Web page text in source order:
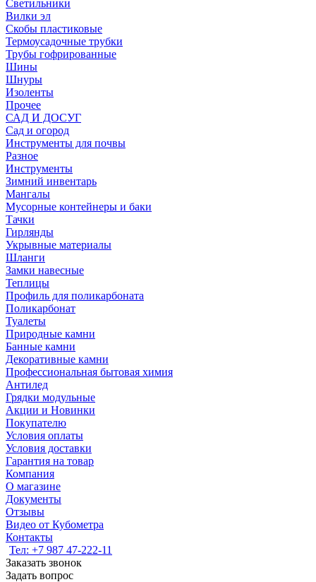
Светильники
Вилки эл
Скобы пластиковые
Термоусадочные трубки
Трубы гофрированные
Шины
Шнуры
Изоленты
Прочее
САД И ДОСУГ
Сад и огород
Инструменты для почвы
Разное
Инструменты
Зимний инвентарь
Мангалы
Мусорные контейнеры и баки
Тачки
Гирлянды
Укрывные материалы
Шланги
Замки навесные
Теплицы
Профиль для поликарбоната
Поликарбонат
Туалеты
Природные камни
Банные камни
Декоративные камни
Профессиональная бытовая химия
Антилед
Грядки модульные
Акции и Новинки
Покупателю
Условия оплаты
Условия доставки
Гарантия на товар
Компания
О магазине
Документы
Отзывы
Видео от Кубометра
Контакты
Тел: +7 987 47-222-11
Заказать звонок
Задать вопрос